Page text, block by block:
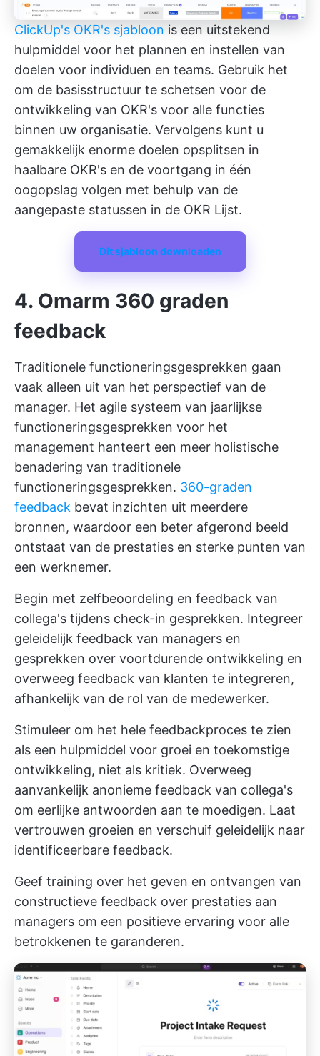
ClickUp's OKR's sjabloon is een uitstekend
hulpmiddel voor het plannen en instellen van
doelen voor individuen en teams. Gebruik het
om de basisstructuur te schetsen voor de
ontwikkeling van OKR's voor alle functies
binnen uw organisatie. Vervolgens kunt u
gemakkelijk enorme doelen opsplitsen in
haalbare OKR's en de voortgang in één
oogopslag volgen met behulp van de
aangepaste statussen in de OKR Lijst.
Dit sjabloon downloaden
4. Omarm 360 graden
feedback
Traditionele functioneringsgesprekken gaan
vaak alleen uit van het perspectief van de
manager. Het agile systeem van jaarlijkse
functioneringsgesprekken voor het
management hanteert een meer holistische
benadering van traditionele
functioneringsgesprekken. 360-graden
feedback bevat inzichten uit meerdere
bronnen, waardoor een beter afgerond beeld
ontstaat van de prestaties en sterke punten van
een werknemer.
Begin met zelfbeoordeling en feedback van
collega's tijdens check-in gesprekken. Integreer
geleidelijk feedback van managers en
gesprekken over voortdurende ontwikkeling en
overweeg feedback van klanten te integreren,
afhankelijk van de rol van de medewerker.
Stimuleer om het hele feedbackproces te zien
als een hulpmiddel voor groei en toekomstige
ontwikkeling, niet als kritiek. Overweeg
aanvankelijk anonieme feedback van collega's
om eerlijke antwoorden aan te moedigen. Laat
vertrouwen groeien en verschuif geleidelijk naar
identificeerbare feedback.
Geef training over het geven en ontvangen van
constructieve feedback over prestaties aan
managers om een positieve ervaring voor alle
betrokkenen te garanderen.